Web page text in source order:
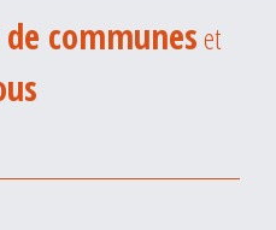
communeset